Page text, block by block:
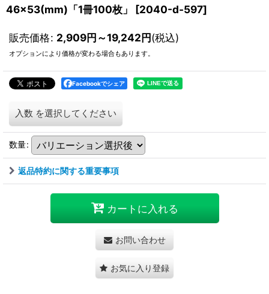
46×53(mm)「1冊100枚」
[2040-d-597]
販売価格: 2,909円～19,242円(税込)
オプションにより価格が変わる場合もあります。
Facebookでシェア
入数 を選択してください
数量:
返品特約に関する重要事項
カートに入れる
お問い合わせ
お気に入り登録